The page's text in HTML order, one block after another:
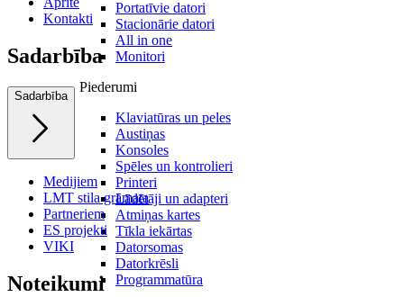
Portatīvie datori
Stacionārie datori
All in one
Monitori
Piederumi
Klaviatūras un peles
Austiņas
Konsoles
Spēles un kontrolieri
Printeri
Lādētāji un adapteri
Atmiņas kartes
Tīkla iekārtas
Datorsomas
Datorkrēsli
Programmatūra
Kontakti
Sadarbība
Sadarbība
Medijiem
LMT stila grāmata
Partneriem
ES projekti
VIKI
Noteikumi